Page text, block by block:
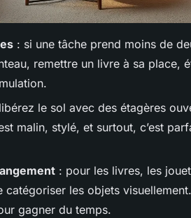
: si une tâche prend moins de
remettre un livre à sa place,
le sol avec des étagères
malin, stylé, et surtout, c’est
: pour les livres, les
catégoriser les objets
gagner du temps.